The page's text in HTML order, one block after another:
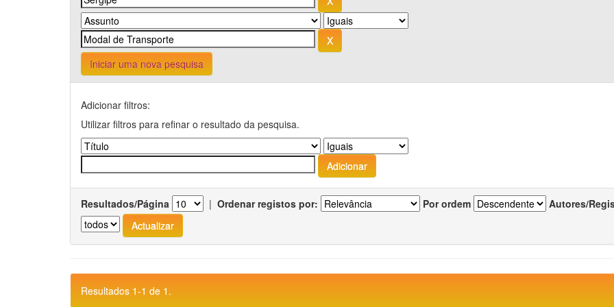
Iniciar uma nova pesquisa
Adicionar filtros:
Utilizar filtros para refinar o resultado da pesquisa.
Resultados/Página | Ordenar registos por: Por ordem Autores/
Resultados 1-1 de 1.